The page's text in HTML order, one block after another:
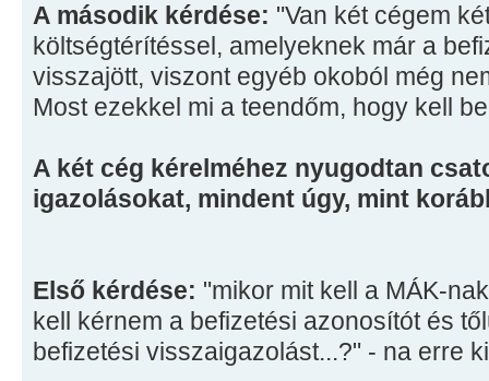
A második kérdése: "Van két cégem
költségtérítéssel, amelyeknek már a
visszajött, viszont egyéb okoból még
Most ezekkel mi a teendőm, hogy kell
A két cég kérelméhez nyugodtan
igazolásokat, mindent úgy, mint
Első kérdése: "mikor mit kell a MÁK-
kell kérnem a befizetési azonosítót és
befizetési visszaigazolást...?" - na erre